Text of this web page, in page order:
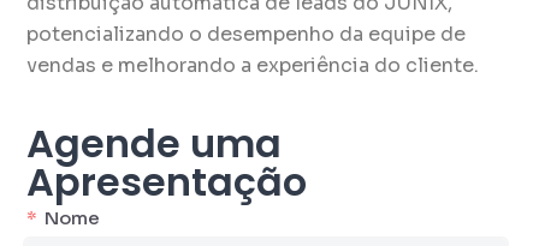
potencializando o desempenho da equipe de
vendas e melhorando a experiência do cliente.
Agende uma
Apresentação
Nome